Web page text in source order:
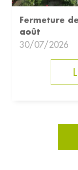
Fermeture
août
30/07/2026